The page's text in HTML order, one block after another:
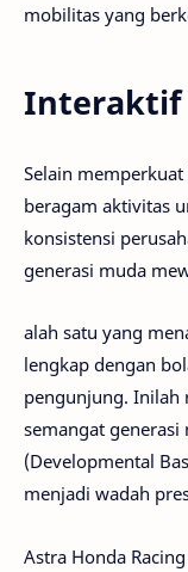
mobilitas yang
Interaktif
Selain
beragam aktivitas
konsistensi
generasi muda
alah satu yang
lengkap dengan
pengunjung. Inilah
semangat
(Developmental
menjadi wadah
Astra Honda